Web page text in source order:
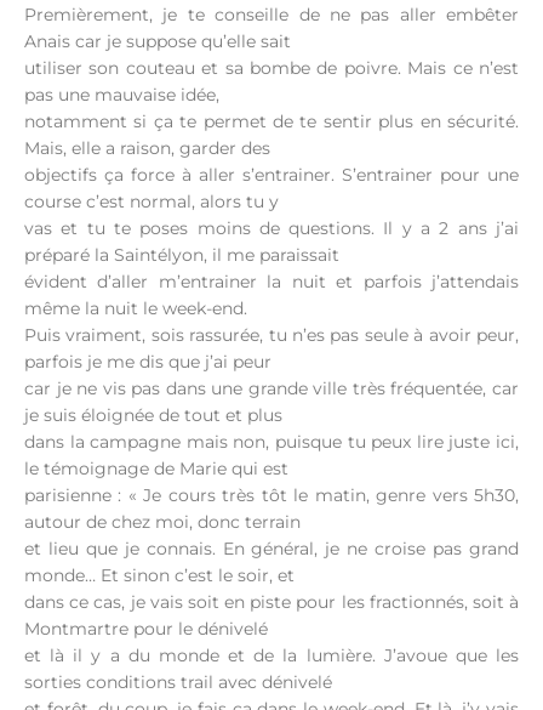
Premièrement, je te conseille de ne pas aller embêter
Anais car je suppose qu’elle sait
utiliser son couteau et sa bombe de poivre. Mais ce n’est
pas une mauvaise idée,
notamment si ça te permet de te sentir plus en sécurité.
Mais, elle a raison, garder des
objectifs ça force à aller s’entrainer. S’entrainer pour une
course c’est normal, alors tu y
vas et tu te poses moins de questions. Il y a 2 ans j’ai
préparé la Saintélyon, il me paraissait
évident d’aller m’entrainer la nuit et parfois j’attendais
même la nuit le week-end.
Puis vraiment, sois rassurée, tu n’es pas seule à avoir peur,
parfois je me dis que j’ai peur
car je ne vis pas dans une grande ville très fréquentée, car
je suis éloignée de tout et plus
dans la campagne mais non, puisque tu peux lire juste ici,
le témoignage de Marie qui est
parisienne : « Je cours très tôt le matin, genre vers 5h30,
autour de chez moi, donc terrain
et lieu que je connais. En général, je ne croise pas grand
monde… Et sinon c’est le soir, et
dans ce cas, je vais soit en piste pour les fractionnés, soit à
Montmartre pour le dénivelé
et là il y a du monde et de la lumière. J’avoue que les
sorties conditions trail avec dénivelé